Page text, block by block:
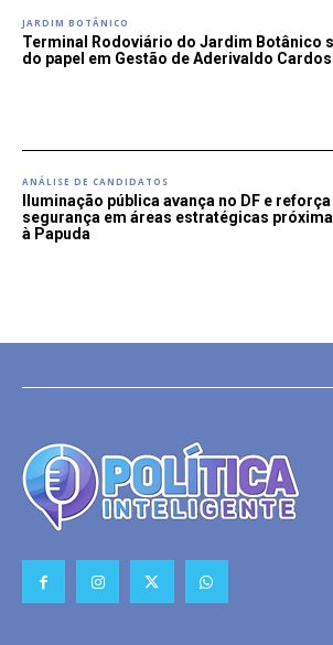
JARDIM BOTÂNICO
Terminal Rodoviário do Jardim Botânico
do papel em Gestão de Aderivaldo
ANÁLISE DE CANDIDATOS
Iluminação pública avança no DF e reforça
segurança em áreas estratégicas
à Papuda